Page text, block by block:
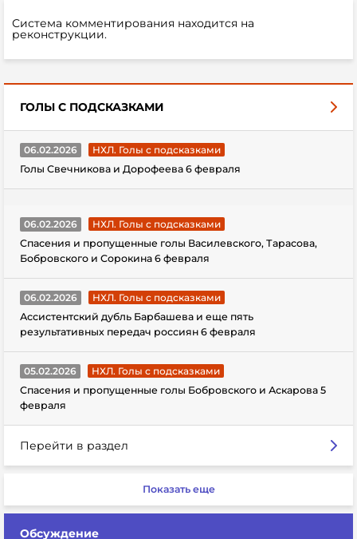
Система комментирования находится на
реконструкции.
ГОЛЫ С ПОДСКАЗКАМИ
06.02.2026
НХЛ. Голы с подсказками
Голы Свечникова и Дорофеева 6 февраля
06.02.2026
НХЛ. Голы с подсказками
Спасения и пропущенные голы Василевского, Тарасова,
Бобровского и Сорокина 6 февраля
06.02.2026
НХЛ. Голы с подсказками
Ассистентский дубль Барбашева и еще пять
результативных передач россиян 6 февраля
05.02.2026
НХЛ. Голы с подсказками
Спасения и пропущенные голы Бобровского и Аскарова 5
февраля
Перейти в раздел
Показать еще
Обсуждение